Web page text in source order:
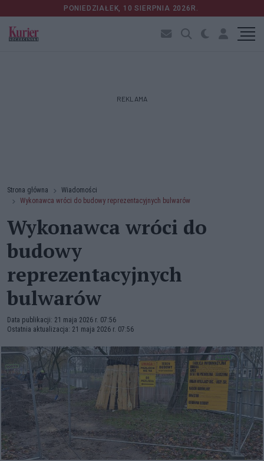
PONIEDZIAŁEK, 10 SIERPNIA 2026R.
REKLAMA
Strona główna
Wiadomości
Wykonawca wróci do budowy reprezentacyjnych bulwarów
Wykonawca wróci do
budowy
reprezentacyjnych
bulwarów
Data publikacji: 21 maja 2026 r. 07:56
Ostatnia aktualizacja: 21 maja 2026 r. 07:56